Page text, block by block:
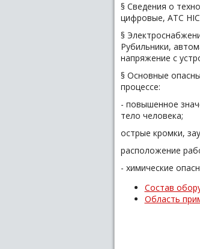
§ Сведения о
цифровые, АТС
§
Рубильники,
напряжение с
§ Основные
процессе:
- повышенное
тело человека;
острые кромки,
расположение
- химические
Состав
Область